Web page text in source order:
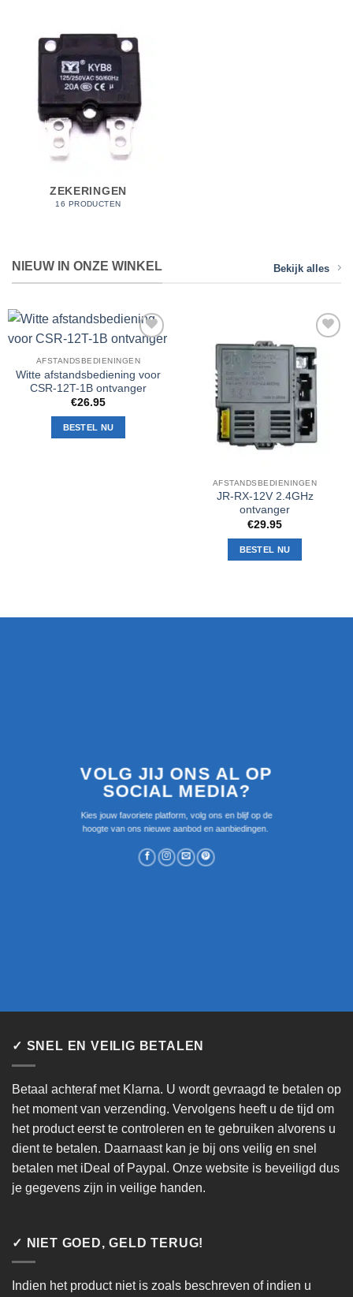
ZEKERINGEN
16 PRODUCTEN
NIEUW IN ONZE WINKEL Bekijk alles
Toevoegen
aan
verlanglijst
AFSTANDSBEDIENINGEN
Witte afstandsbediening voor
CSR-12T-1B ontvanger
€26.95
BESTEL NU
Toevoegen
aan
verlanglijst
AFSTANDSBEDIENINGEN
JR-RX-12V 2.4GHz
ontvanger
€29.95
BESTEL NU
VOLG JIJ ONS AL OP
SOCIAL MEDIA?
Kies jouw favoriete platform, volg ons en blijf op de
hoogte van ons nieuwe aanbod en aanbiedingen.
✓ SNEL EN VEILIG BETALEN
Betaal achteraf met Klarna. U wordt gevraagd te betalen op
het moment van verzending. Vervolgens heeft u de tijd om
het product eerst te controleren en te gebruiken alvorens u
dient te betalen. Daarnaast kan je bij ons veilig en snel
betalen met iDeal of Paypal. Onze website is beveiligd dus
je gegevens zijn in veilige handen.
✓ NIET GOED, GELD TERUG!
Indien het product niet is zoals beschreven of indien u